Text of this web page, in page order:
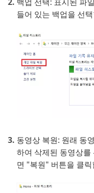
들어 있는 백업을 선
동영상 복원: 원래 동
하여 삭제된 동영상
면 "복원" 버튼을 클릭